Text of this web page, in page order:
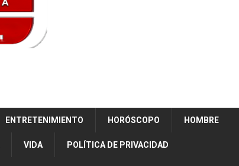
ENTRETENIMIENTO HORÓSCOPO HOMBRE
VIDA POLÍTICA DE PRIVACIDAD